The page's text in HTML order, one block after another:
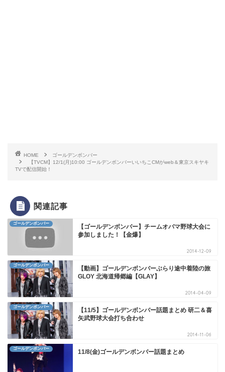
HOME
ゴールデンボンバー
【TVCM】12/1(月)10:00 ゴールデンボンバーいいちこCMがweb＆東京スキヤキ
TVで配信開始！
関連記事
ゴールデンボンバー
【ゴールデンボンバー】チームオバマ野球大会に
参加しました！【金爆】
2014-12-09
ゴールデンボンバー
【動画】ゴールデンボンバーぶらり途中着陸の旅
GLOY 北海道帰郷編【GLAY】
2014-04-09
ゴールデンボンバー
【11/5】ゴールデンボンバー話題まとめ 研二＆喜
矢武野球大会打ち合わせ
2014-11-06
ゴールデンボンバー 11/8(金)ゴールデンボンバー話題まとめ